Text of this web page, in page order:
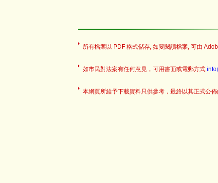
所有檔案以 PDF 格式儲存, 如要閱讀檔案, 可由
如市民對法案有任何意見，可用書面或電郵方式
本網頁所給予下載資料只供參考，最終以其正式公